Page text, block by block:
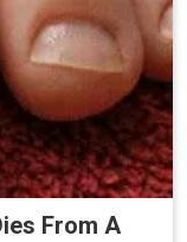
From A